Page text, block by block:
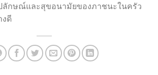
ลักษณ์และสุขอนามัยของภาชนะในครัว
ดี